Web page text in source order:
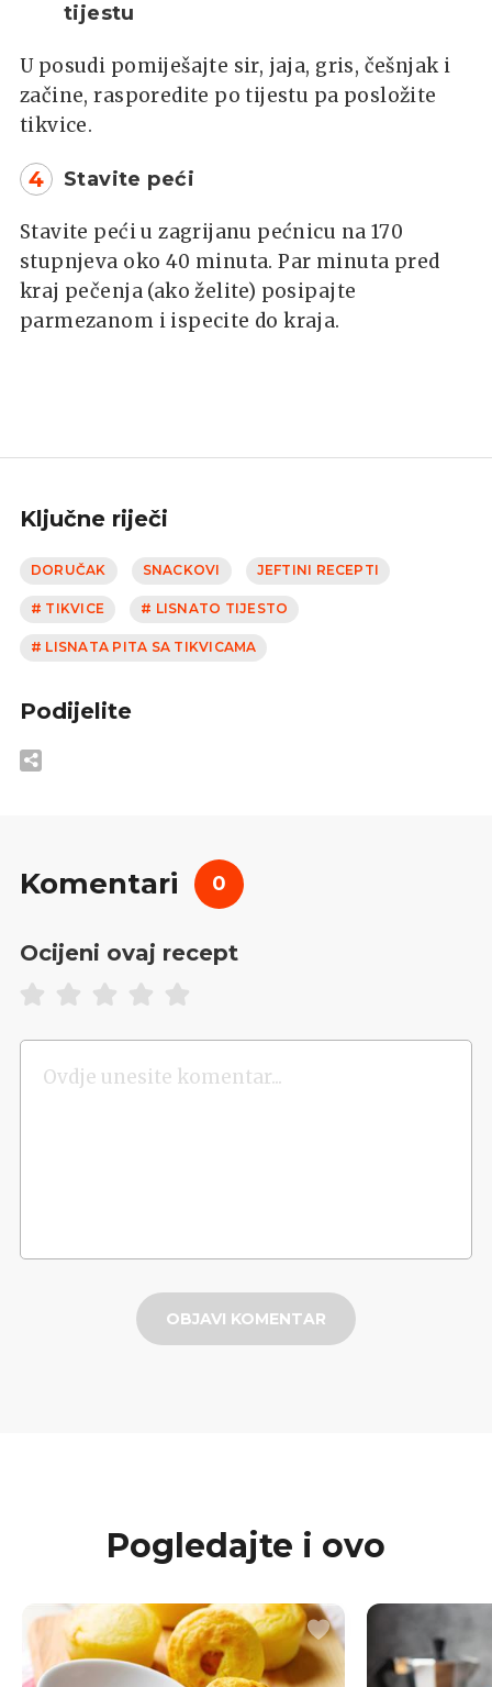
tijestu
U posudi pomiješajte sir, jaja, gris, češnjak i
začine, rasporedite po tijestu pa posložite
tikvice.
4 Stavite peći
Stavite peći u zagrijanu pećnicu na 170
stupnjeva oko 40 minuta. Par minuta pred
kraj pečenja (ako želite) posipajte
parmezanom i ispecite do kraja.
Ključne riječi
DORUČAK SNACKOVI JEFTINI RECEPTI
# TIKVICE # LISNATO TIJESTO
# LISNATA PITA SA TIKVICAMA
Podijelite
Komentari 0
Ocijeni ovaj recept
OBJAVI KOMENTAR
Pogledajte i ovo